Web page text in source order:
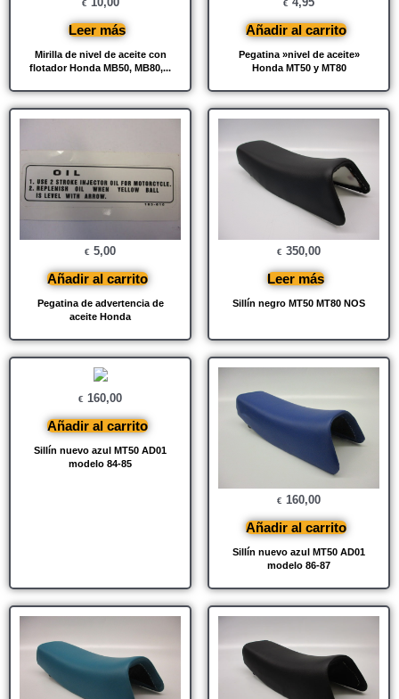
Mirilla de nivel de aceite con
flotador Honda MB50, MB80,...
€
Leer más
Pegatina »nivel de aceite»
Honda MT50 y MT80
€
Añadir al carrito
Pegatina de advertencia de
aceite Honda
€ 5,00
Añadir al carrito
Sillín negro MT50 MT80 NOS
€ 350,00
Leer más
Sillín nuevo azul MT50 AD01
modelo 84-85
€ 160,00
Añadir al carrito
Sillín nuevo azul MT50 AD01
modelo 86-87
€ 160,00
Añadir al carrito